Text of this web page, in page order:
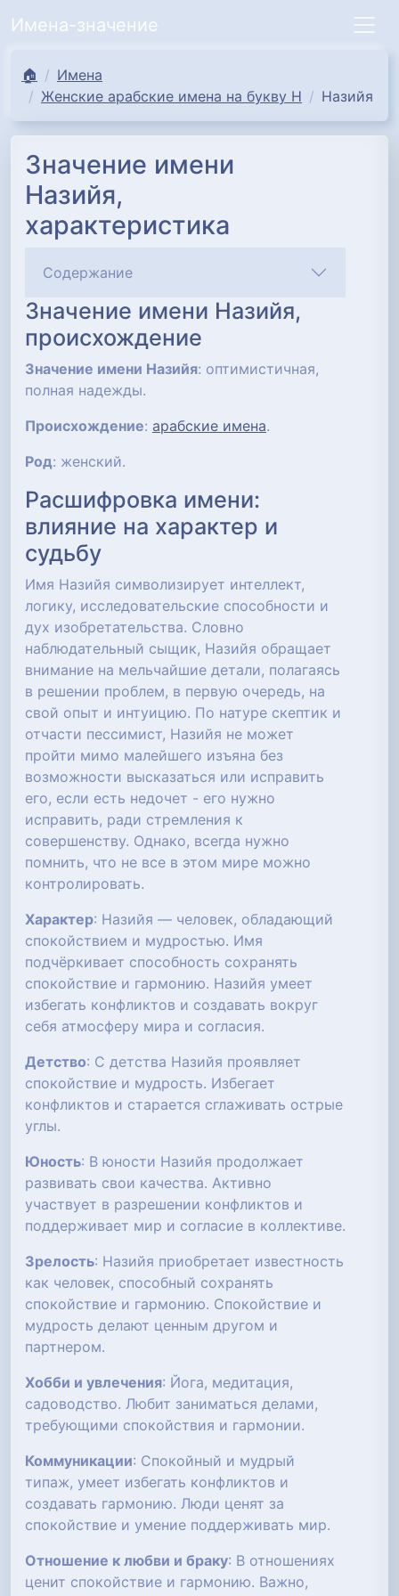
Имена-значение
🏠
Имена
Женские арабские имена на букву Н
Назийя
Значение имени
Назийя,
характеристика
Содержание
Значение имени Назийя,
происхождение
Значение имени Назийя: оптимистичная,
полная надежды.
Происхождение: арабские имена.
Род: женский.
Расшифровка имени:
влияние на характер и
судьбу
Имя Назийя символизирует интеллект,
логику, исследовательские способности и
дух изобретательства. Словно
наблюдательный сыщик, Назийя обращает
внимание на мельчайшие детали, полагаясь
в решении проблем, в первую очередь, на
свой опыт и интуицию. По натуре скептик и
отчасти пессимист, Назийя не может
пройти мимо малейшего изъяна без
возможности высказаться или исправить
его, если есть недочет - его нужно
исправить, ради стремления к
совершенству. Однако, всегда нужно
помнить, что не все в этом мире можно
контролировать.
Характер: Назийя — человек, обладающий
спокойствием и мудростью. Имя
подчёркивает способность сохранять
спокойствие и гармонию. Назийя умеет
избегать конфликтов и создавать вокруг
себя атмосферу мира и согласия.
Детство: С детства Назийя проявляет
спокойствие и мудрость. Избегает
конфликтов и старается сглаживать острые
углы.
Юность: В юности Назийя продолжает
развивать свои качества. Активно
участвует в разрешении конфликтов и
поддерживает мир и согласие в коллективе.
Зрелость: Назийя приобретает известность
как человек, способный сохранять
спокойствие и гармонию. Спокойствие и
мудрость делают ценным другом и
партнером.
Хобби и увлечения: Йога, медитация,
садоводство. Любит заниматься делами,
требующими спокойствия и гармонии.
Коммуникации: Спокойный и мудрый
типаж, умеет избегать конфликтов и
создавать гармонию. Люди ценят за
спокойствие и умение поддерживать мир.
Отношение к любви и браку: В отношениях
ценит спокойствие и гармонию. Важно,